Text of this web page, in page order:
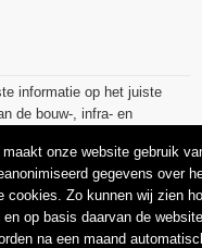
informatie op het juiste
de bouw-, infra- en
en foto’s zijn ofwel
betreffende bericht, of
verschafte licentie(s) en
Shutterstock en/of 123RF.
onze website gebruik
gegevens over
cookies. Zo kunnen wij zien
op basis daarvan de website
na een maand